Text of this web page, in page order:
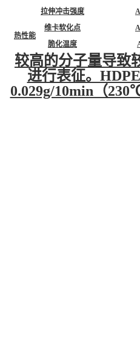
拉伸冲击强度
热性能
维卡软化点
脆化温度
较高的分子量导致
进行表征。
0.029g/10min（